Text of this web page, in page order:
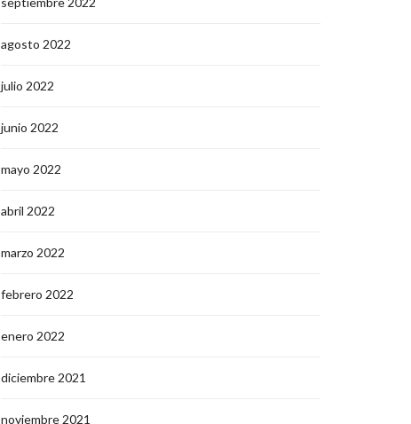
agosto 2022
julio 2022
junio 2022
mayo 2022
abril 2022
marzo 2022
febrero 2022
enero 2022
diciembre 2021
noviembre 2021